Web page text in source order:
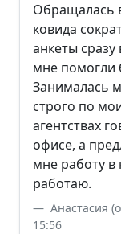
Обращалась
ковида
анкеты сразу
мне помогли
Занималась
строго по
агентствах
офисе, а
мне работу в
работаю.
Анастасия
15:56